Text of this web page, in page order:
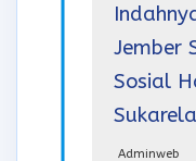
Jember
Sosial
Adminweb